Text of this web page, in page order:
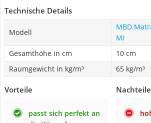
Technische Details
Modell
MBD
MI
Gesamthöhe in cm
10 cm
Raumgewicht in kg/m³
65 kg/m³
Vorteile
passt sich perfekt an
Nachteile